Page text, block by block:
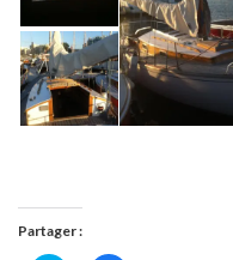
Partager :